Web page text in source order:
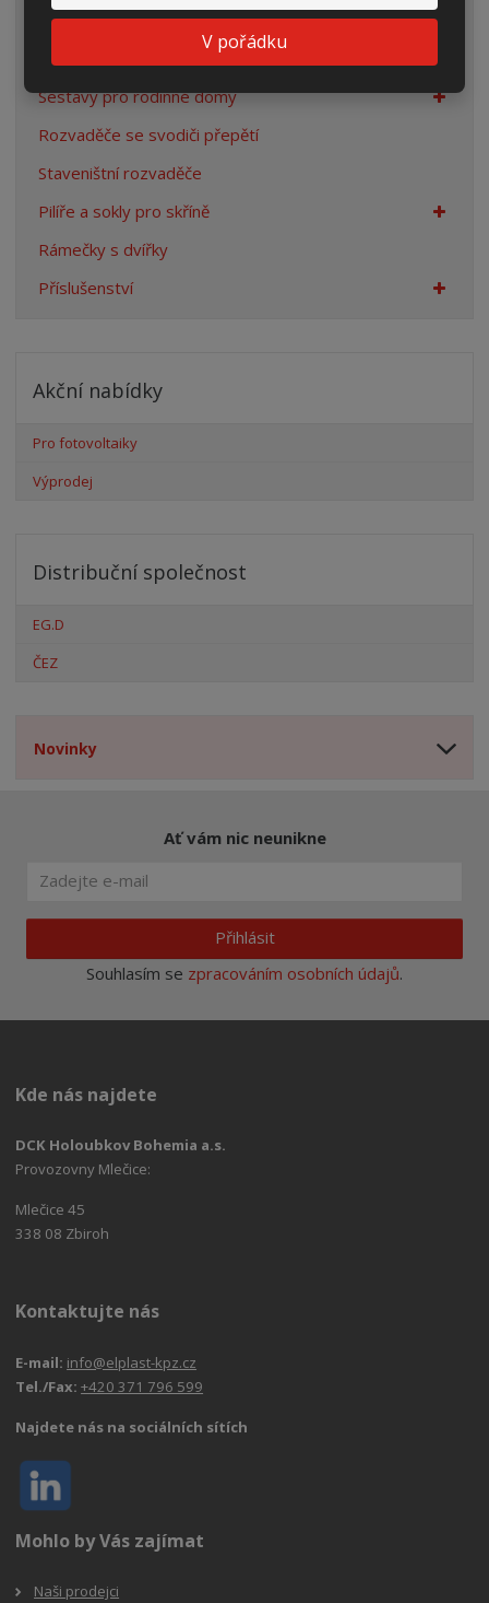
V pořádku
Plynoměrové skříně
Rozvaděče pro veřejné osvětlení
Sestavy pro rodinné domy
Rozvaděče se svodiči přepětí
Staveništní rozvaděče
Pilíře a sokly pro skříně
Rámečky s dvířky
Příslušenství
Akční nabídky
Pro fotovoltaiky
Výprodej
Distribuční společnost
EG.D
ČEZ
Novinky
Ať vám nic neunikne
Přihlásit
Souhlasím se zpracováním osobních údajů.
Kde nás najdete
DCK Holoubkov Bohemia a.s.
Provozovny Mlečice:
Mlečice 45
338 08 Zbiroh
Kontaktujte nás
E-mail: info@elplast-kpz.cz
Tel./Fax:+420 371 796 599
Najdete nás na sociálních sítích
Mohlo by Vás zajímat
Naši prodejci